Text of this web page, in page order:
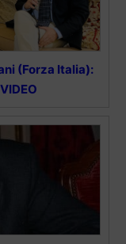
(Forza Italia):